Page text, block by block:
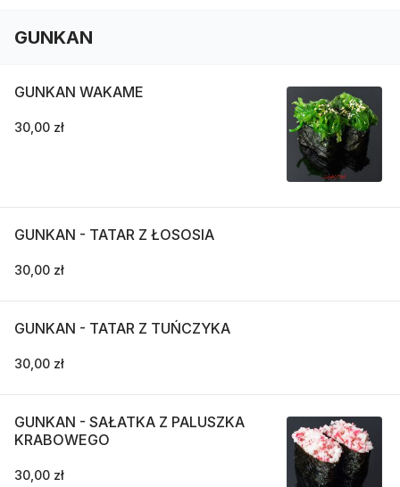
GUNKAN
GUNKAN WAKAME
30,00 zł
GUNKAN - TATAR Z ŁOSOSIA
30,00 zł
GUNKAN - TATAR Z TUŃCZYKA
30,00 zł
GUNKAN - SAŁATKA Z PALUSZKA
KRABOWEGO
30,00 zł